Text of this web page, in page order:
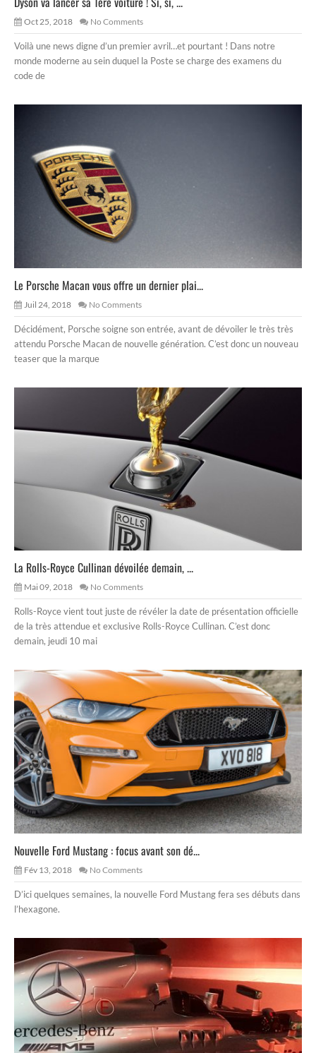
Oct 25, 2018 No Comments
Voilà une news digne d’un premier avril…et pourtant ! Dans notre
monde moderne au sein duquel la Poste se charge des examens du
code de
Le Porsche Macan vous offre un dernier plai...
Juil 24, 2018 No Comments
Décidément, Porsche soigne son entrée, avant de dévoiler le très très
attendu Porsche Macan de nouvelle génération. C’est donc un nouveau
teaser que la marque
La Rolls-Royce Cullinan dévoilée demain, ...
Mai 09, 2018 No Comments
Rolls-Royce vient tout juste de révéler la date de présentation officielle
de la très attendue et exclusive Rolls-Royce Cullinan. C’est donc
demain, jeudi 10 mai
Nouvelle Ford Mustang : focus avant son dé...
Fév 13, 2018 No Comments
D’ici quelques semaines, la nouvelle Ford Mustang fera ses débuts dans
l’hexagone.